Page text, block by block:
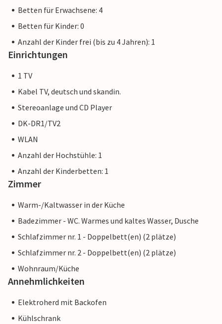
Betten für Erwachsene: 4
Betten für Kinder: 0
Anzahl der Kinder frei (bis zu 4 Jahren): 1
Einrichtungen
1 TV
Kabel TV, deutsch und skandin.
Stereoanlage und CD Player
DK-DR1/TV2
WLAN
Anzahl der Hochstühle: 1
Anzahl der Kinderbetten: 1
Zimmer
Warm-/Kaltwasser in der Küche
Badezimmer - WC. Warmes und kaltes Wasser, Dusche
Schlafzimmer nr. 1 - Doppelbett(en) (2 plätze)
Schlafzimmer nr. 2 - Doppelbett(en) (2 plätze)
Wohnraum/Küche
Annehmlichkeiten
Elektroherd mit Backofen
Kühlschrank